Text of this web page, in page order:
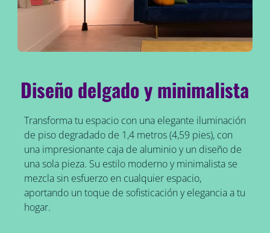
Diseño delgado y minimalista
Transforma tu espacio con una elegante iluminación
de piso degradado de 1,4 metros (4,59 pies), con
una impresionante caja de aluminio y un diseño de
una sola pieza. Su estilo moderno y minimalista se
mezcla sin esfuerzo en cualquier espacio,
aportando un toque de sofisticación y elegancia a tu
hogar.